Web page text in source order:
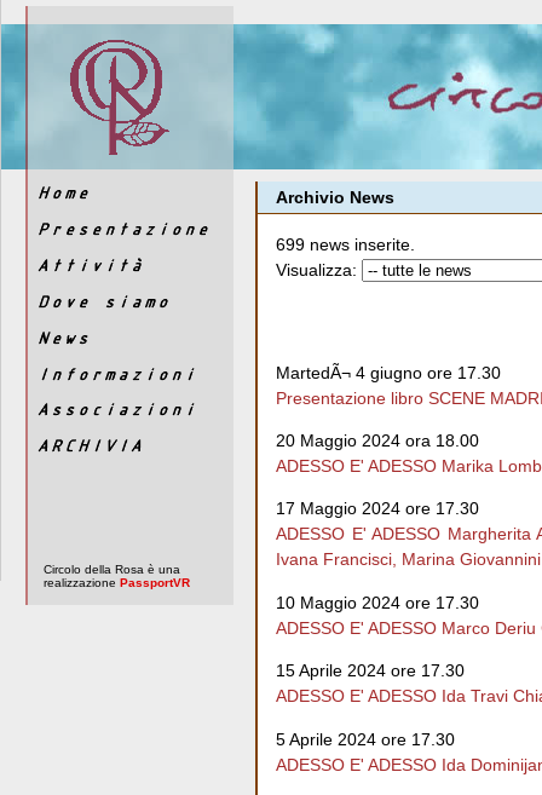
Circolo della Rosa è una
realizzazione PassportVR
Archivio News
699 news inserite.
Visualizza:
MartedÃ¬ 4 giugno ore 17.30
Presentazione libro SCENE
20 Maggio 2024 ora 18.00
ADESSO E' ADESSO Marika
17 Maggio 2024 ore 17.30
ADESSO E' ADESSO
Ivana Francisci, Marina
10 Maggio 2024 ore 17.30
ADESSO E' ADESSO Marco
15 Aprile 2024 ore 17.30
ADESSO E' ADESSO Ida Travi
5 Aprile 2024 ore 17.30
ADESSO E' ADESSO Ida